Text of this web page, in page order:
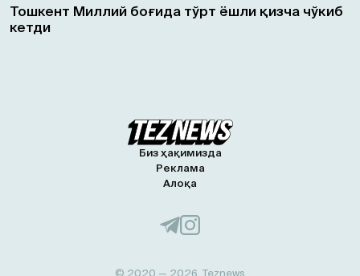
Тошкент Миллий боғида тўрт ёшли қизча чўкиб
кетди
Биз ҳақимизда
Реклама
Алоқа
© 2020 — 2026, Teznews